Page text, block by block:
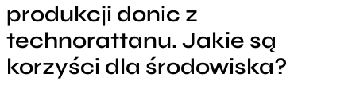
produkcji donic z
technorattanu. Jakie są
korzyści dla środowiska?